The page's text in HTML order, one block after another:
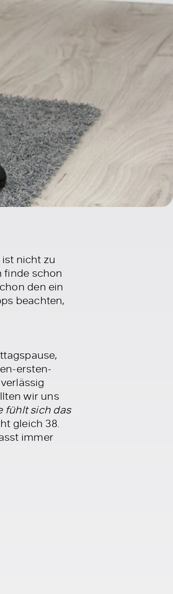
ist nicht zu
finde schon
den ein
beachten,
ersten-
wir uns
fühlt sich das
gleich 38.
immer